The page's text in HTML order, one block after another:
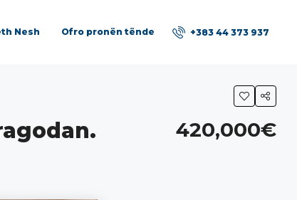
Nesh Ofro pronën tënde +383 44 373 937
420,000€